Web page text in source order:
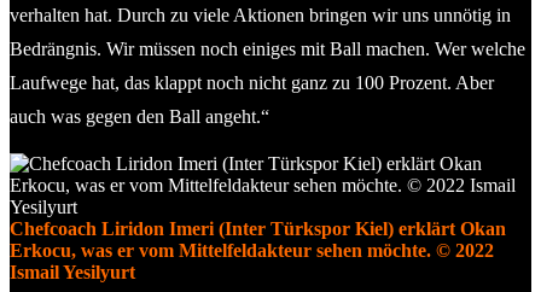
verhalten hat. Durch zu viele Aktionen bringen wir uns unnötig in
Bedrängnis. Wir müssen noch einiges mit Ball machen. Wer welche
Laufwege hat, das klappt noch nicht ganz zu 100 Prozent. Aber
auch was gegen den Ball angeht.“
Chefcoach Liridon Imeri (Inter Türkspor Kiel) erklärt Okan
Erkocu, was er vom Mittelfeldakteur sehen möchte. © 2022
Ismail Yesilyurt